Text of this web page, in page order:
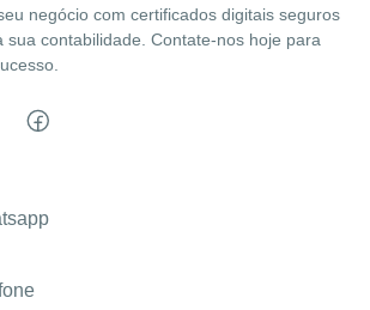
negócio com certificados digitais seguros
sua contabilidade. Contate-nos hoje para